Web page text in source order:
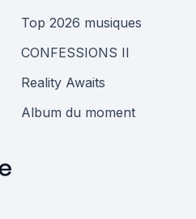
Top 2026 musiques
CONFESSIONS II
Reality Awaits
Album du moment